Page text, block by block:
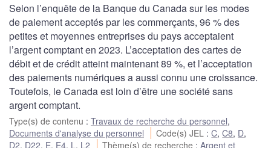
Selon l’enquête de la Banque du Canada sur les modes
de paiement acceptés par les commerçants, 96 % des
petites et moyennes entreprises du pays acceptaient
l’argent comptant en 2023. L’acceptation des cartes de
débit et de crédit atteint maintenant 89 %, et l’acceptation
des paiements numériques a aussi connu une croissance.
Toutefois, le Canada est loin d’être une société sans
argent comptant.
Type(s) de contenu : Travaux de recherche du personnel,
Documents d'analyse du personnel
Code(s) JEL :C,C8, D,
D2, D22, E, E4, L , L2 Thème(s) de recherche :Argent et